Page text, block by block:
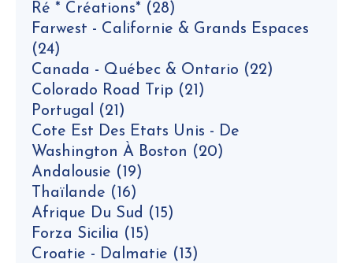
Ré * Créations* (28)
Farwest - Californie & Grands Espaces
(24)
Canada - Québec & Ontario (22)
Colorado Road Trip (21)
Portugal (21)
Cote Est Des Etats Unis - De
Washington À Boston (20)
Andalousie (19)
Thaïlande (16)
Afrique Du Sud (15)
Forza Sicilia (15)
Croatie - Dalmatie (13)